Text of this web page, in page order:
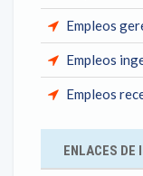
Empleos
Empleos
Empleos
ENLACES DE